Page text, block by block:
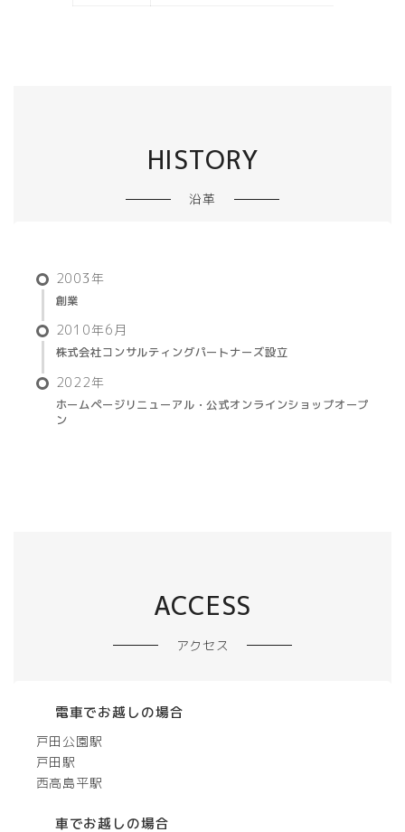
HISTORY
沿革
2003年
創業
2010年6月
株式会社コンサルティングパートナーズ設立
2022年
ホームページリニューアル・公式オンラインショップオープ
ン
ACCESS
アクセス
電車でお越しの場合
戸田公園駅
戸田駅
西高島平駅
車でお越しの場合